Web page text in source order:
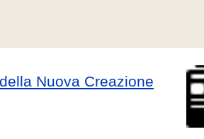
Nuova Creazione